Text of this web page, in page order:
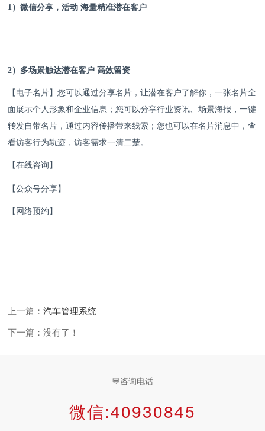
1）微信分享，活动 海量精准潜在客户
2）多场景触达潜在客户 高效留资
【电子名片】您可以通过分享名片，让潜在客户了解你，一张名片全
面展示个人形象和企业信息；您可以分享行业资讯、场景海报，一键
转发自带名片，通过内容传播带来线索；您也可以在名片消息中，查
看访客行为轨迹，访客需求一清二楚。
【在线咨询】
【公众号分享】
【网络预约】
上一篇：汽车管理系统
下一篇：没有了！
💬咨询电话
微信:40930845